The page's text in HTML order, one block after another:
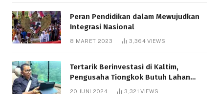
Peran Pendidikan dalam Mewujudkan
Integrasi Nasional
8 MARET 2023 3,364VIEWS
Tertarik Berinvestasi di Kaltim,
Pengusaha Tiongkok Butuh Lahan
1.000 Hektare
20 JUNI 2024 3,321VIEWS